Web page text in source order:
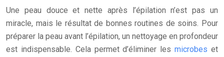
Une peau douce et nette après l’épilation n’est pas un
miracle, mais le résultat de bonnes routines de soins. Pour
préparer la peau avant l’épilation, un nettoyage en profondeur
est indispensable. Cela permet d’éliminer lesmicrobes et